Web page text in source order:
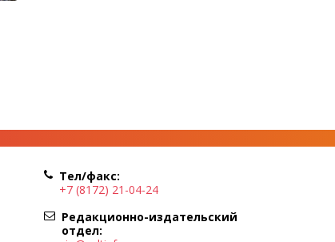
Тел/факс:
+7 (8172) 21-04-24
Редакционно-издательский
отдел: